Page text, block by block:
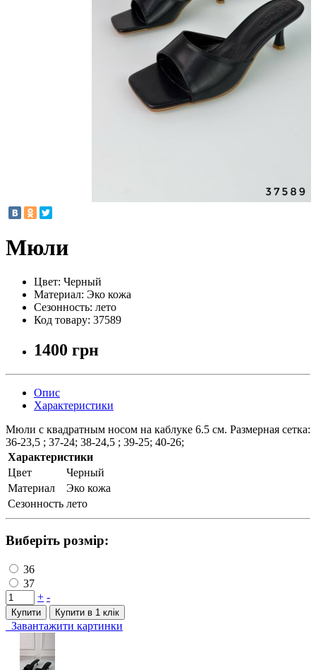
Мюли
Цвет: Черный
Материал: Эко кожа
Сезонность: лето
Код товару: 37589
1400 грн
Опис
Характеристики
Мюли с квадратным носом на каблуке 6.5 см. Размерная сетка:
36-23,5 ; 37-24; 38-24,5 ; 39-25; 40-26;
Характеристики
Цвет
Черный
Материал
Эко кожа
Сезонность лето
Виберіть розмір:
36
37
+ -
Купити Купити в 1 клiк
Завантажити картинки